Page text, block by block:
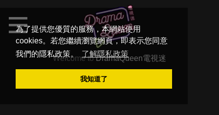
為了提供您優質的服務，本網站使用
cookies。若您繼續瀏覽網頁，即表示您同意
我們的隱私政策。
了解隱私政策
我知道了
Welcome toDramaQueen電視迷